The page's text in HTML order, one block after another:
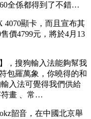
P60全係都得到了不錯…
顯卡，而且宣布其
4799元，將於4月13
，搜狗輸入法能夠幫我
包羅萬象，你曉得的和
輸入法可覺得我們供給
符畫 、常…
音，在中國北京舉